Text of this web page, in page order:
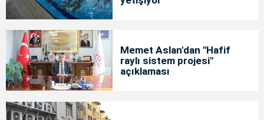
Memet Aslan'dan "Hafif
raylı sistem projesi"
açıklaması